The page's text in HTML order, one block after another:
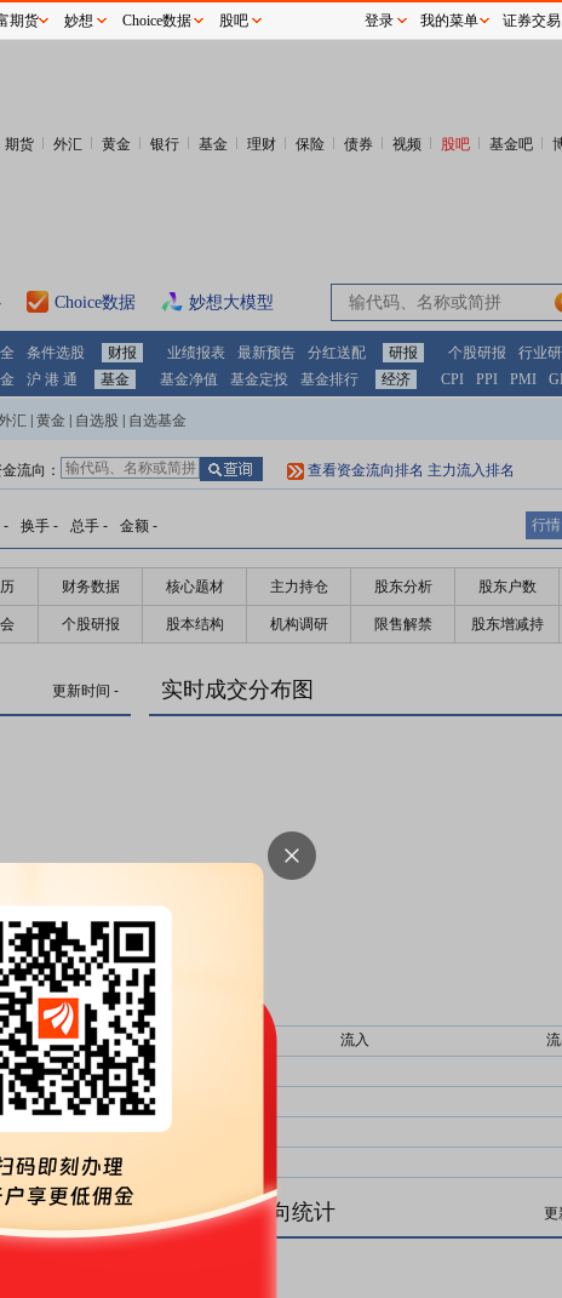
期货 外汇 黄金 银行 基金 理财 保险 债券 视频 股吧 基金吧
Choice数据 妙想大模型
条件选股 财报 业绩报表 最新预告 分红送配 研报 个股研报 行业
沪 港 通 基金 基金净值 基金定投 基金排行 经济 CPI PPI PMI
汇 黄金 自选股 自选基金
流向： 查看资金流向排名 主力流入排名
- 换手 - 总手 - 金额 - 行情
财务数据 核心题材 主力持仓 股东分析 股东户数
个股研报 股本结构 机构调研 限售解禁 股东增减持
更新时间 - 实时成交分布图
流入
盘后资金流向统计 更
期货 妙想 Choice数据 股吧 登录 我的菜单 证券交易